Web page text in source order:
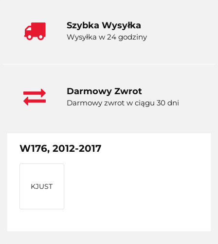
Szybka Wysyłka
Wysyłka w 24 godziny
Darmowy Zwrot
Darmowy zwrot w ciągu 30 dni
W176, 2012-2017
KJUST